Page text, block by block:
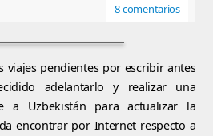
8 comentarios
viajes pendientes por escribir antes
adelantarlo y realizar una
a Uzbekistán para actualizar la
encontrar por Internet respecto a